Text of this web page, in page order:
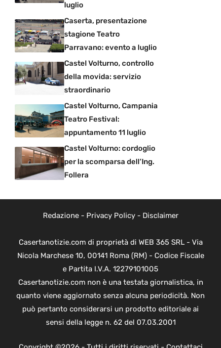
luglio
Caserta, presentazione
stagione Teatro
Parravano: evento a luglio
Castel Volturno, controllo
della movida: servizio
straordinario
Castel Volturno, Campania
Teatro Festival:
appuntamento 11 luglio
Castel Volturno: cordoglio
per la scomparsa dell’Ing.
Follera
Redazione- Privacy Policy- Disclaimer
Casertanotizie.com di proprietà di WEB 365 SRL - Via
Nicola Marchese 10, 00141 Roma (RM) - Codice Fiscale
e Partita I.V.A. 12279101005
Casertanotizie.com non è una testata giornalistica, in
quanto viene aggiornato senza alcuna periodicità. Non
può pertanto considerarsi un prodotto editoriale ai
sensi della legge n. 62 del 07.03.2001